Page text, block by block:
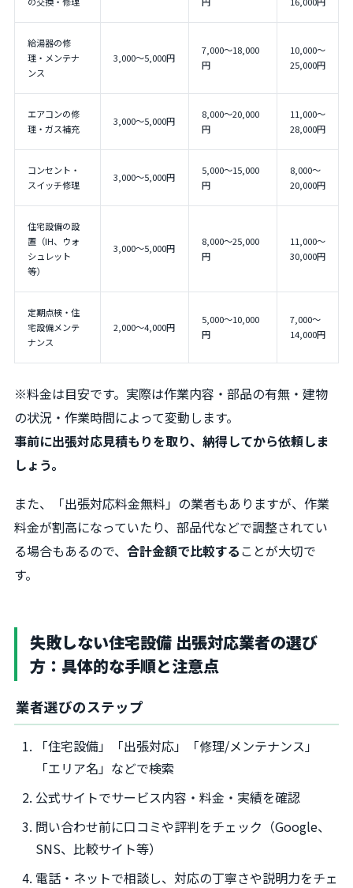
給湯器の修
理・メンテナ
ンス
3,000〜5,000円
7,000〜18,000
円
10,000〜
25,000円
エアコンの修
理・ガス補充
3,000〜5,000円
8,000〜20,000
円
11,000〜
28,000円
コンセント・
スイッチ修理
3,000〜5,000円
5,000〜15,000
円
8,000〜
20,000円
住宅設備の設
置（IH、ウォ
シュレット
等）
3,000〜5,000円
8,000〜25,000
円
11,000〜
30,000円
定期点検・住
宅設備メンテ
ナンス
2,000〜4,000円
5,000〜10,000
円
7,000〜
14,000円
※料金は目安です。実際は作業内容・部品の有無・建物
の状況・作業時間によって変動します。
事前に出張対応見積もりを取り、納得してから依頼しま
しょう。
また、「出張対応料金無料」の業者もありますが、作業
料金が割高になっていたり、部品代などで調整されてい
る場合もあるので、 合計金額で比較することが大切で
す。
失敗しない住宅設備 出張対応業者の選び
方：具体的な手順と注意点
業者選びのステップ
「住宅設備」「出張対応」「修理/メンテナンス」
「エリア名」などで検索
公式サイトでサービス内容・料金・実績を確認
問い合わせ前に口コミや評判をチェック（Google、
SNS、比較サイト等）
電話・ネットで相談し、対応の丁寧さや説明力をチェ